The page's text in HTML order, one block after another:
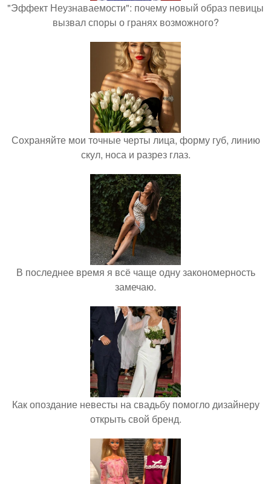
"Эффект Неузнаваемости": почему новый образ певицы
вызвал споры о гранях возможного?
Сохраняйте мои точные черты лица, форму губ, линию
скул, носа и разрез глаз.
В последнее время я всё чаще одну закономерность
замечаю.
Как опоздание невесты на свадьбу помогло дизайнеру
открыть свой бренд.